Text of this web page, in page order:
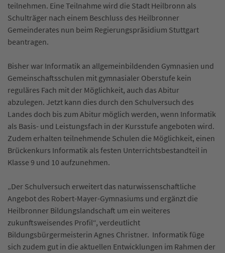
teilnehmen. Eine Teilnahme wird die Stadt Heilbronn als
Schulträger nach einem Beschluss des Heilbronner
Gemeinderates nun beim Regierungspräsidium Stuttgart
beantragen.
Bisher war Informatik an allgemeinbildenden Gymnasien und
Gemeinschaftsschulen mit gymnasialer Oberstufe kein
reguläres Fach mit der Möglichkeit, auch das Abitur
abzulegen. Jetzt kann dies durch den Schulversuch des
Landes doch bis zum Abitur möglich werden, wenn Informatik
als Basis- und Leistungsfach in der Kursstufe angeboten wird.
Zudem erhalten teilnehmende Schulen die Möglichkeit, einen
Brückenkurs Informatik als festen Unterrichtsbestandteil in
Klasse 9 und 10 aufzunehmen.
„Der Schulversuch erweitert das naturwissenschaftliche
Angebot des Robert-Mayer-Gymnasiums und ergänzt die
Heilbronner Bildungslandschaft um ein weiteres
zukunftsweisendes Profil“, verdeutlicht
Bildungsbürgermeisterin Agnes Christner. Informatik füge
sich zudem gut in die aktuellen Entwicklungen im Rahmen der